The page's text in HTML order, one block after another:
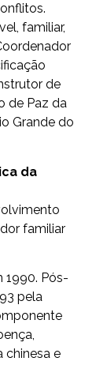
familiar,
de
de Paz da
Grande do
da
familiar
1990. Pós-
pela
chinesa e